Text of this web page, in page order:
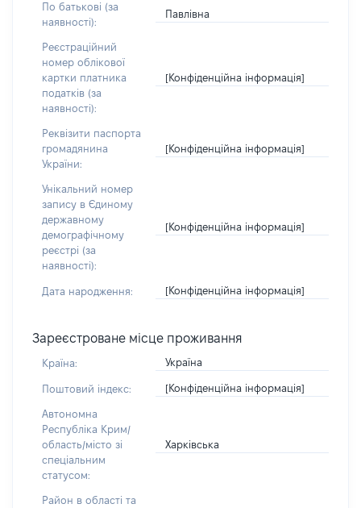
По батькові (за
наявності):
Павлівна
Реєстраційний
номер облікової
картки платника
податків (за
наявності):
[Конфіденційна інформація]
Реквізити паспорта
громадянина
України:
[Конфіденційна інформація]
Унікальний номер
запису в Єдиному
державному
демографічному
реєстрі (за
наявності):
[Конфіденційна інформація]
Дата народження: [Конфіденційна інформація]
Зареєстроване місце проживання
Країна: Україна
Поштовий індекс: [Конфіденційна інформація]
Автономна
Республіка Крим/
область/місто зі
спеціальним
статусом:
Харківська
Район в області та